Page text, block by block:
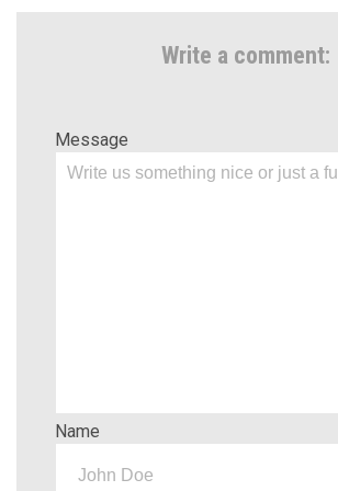
Write a comment:
Message
Name